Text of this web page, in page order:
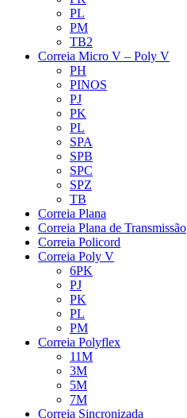
PL
PM
TB2
Correia Micro V – Poly V
PH
PINOS
PJ
PK
PL
SPA
SPB
SPC
SPZ
TB
Correia Plana
Correia Plana de Transmissão
Correia Policord
Correia Poly V
6PK
PJ
PK
PL
PM
Correia Polyflex
11M
3M
5M
7M
Correia Sincronizada